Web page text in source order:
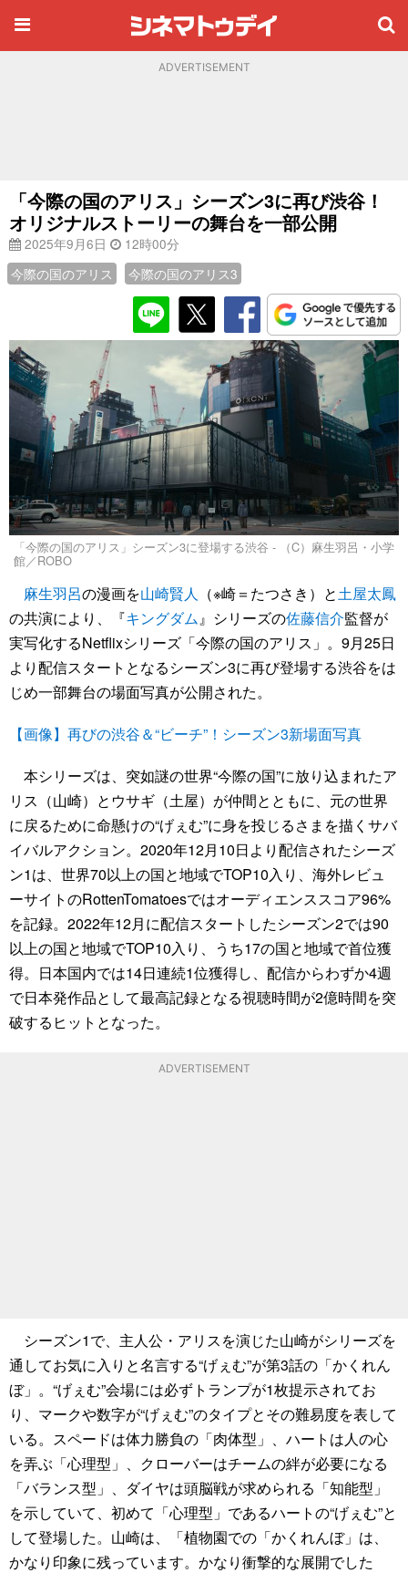
ADVERTISEMENT
「今際の国のアリス」シーズン3に再び渋谷！
オリジナルストーリーの舞台を一部公開
2025年9月6日
12時00分
今際の国のアリス
今際の国のアリス3
「今際の国のアリス」シーズン3に登場する渋谷 - （C）麻生羽呂・小学
館／ROBO
麻生羽呂の漫画を山崎賢人 （※崎＝たつさき）と土屋太鳳
の共演により、『キングダム』シリーズの佐藤信介監督が
実写化するNetflixシリーズ「今際の国のアリス」。9月25日
より配信スタートとなるシーズン3に再び登場する渋谷をは
じめ一部舞台の場面写真が公開された。
【画像】再びの渋谷＆“ビーチ”！シーズン3新場面写真
本シリーズは、突如謎の世界“今際の国”に放り込まれたア
リス（山崎）とウサギ（土屋）が仲間とともに、元の世界
に戻るために命懸けの“げぇむ”に身を投じるさまを描くサバ
イバルアクション。2020年12月10日より配信されたシーズ
ン1は、世界70以上の国と地域でTOP10入り、海外レビュ
ーサイトのRottenTomatoesではオーディエンススコア96%
を記録。2022年12月に配信スタートしたシーズン2では90
以上の国と地域でTOP10入り、うち17の国と地域で首位獲
得。日本国内では14日連続1位獲得し、配信からわずか4週
で日本発作品として最高記録となる視聴時間が2億時間を突
破するヒットとなった。
ADVERTISEMENT
シーズン1で、主人公・アリスを演じた山崎がシリーズを
通してお気に入りと名言する“げぇむ”が第3話の「かくれん
ぼ」。“げぇむ”会場には必ずトランプが1枚提示されてお
り、マークや数字が“げぇむ”のタイプとその難易度を表して
いる。スペードは体力勝負の「肉体型」、ハートは人の心
を弄ぶ「心理型」、クローバーはチームの絆が必要になる
「バランス型」、ダイヤは頭脳戦が求められる「知能型」
を示していて、初めて「心理型」であるハートの“げぇむ”と
して登場した。山崎は、「植物園での「かくれんぼ」は、
かなり印象に残っています。かなり衝撃的な展開でした